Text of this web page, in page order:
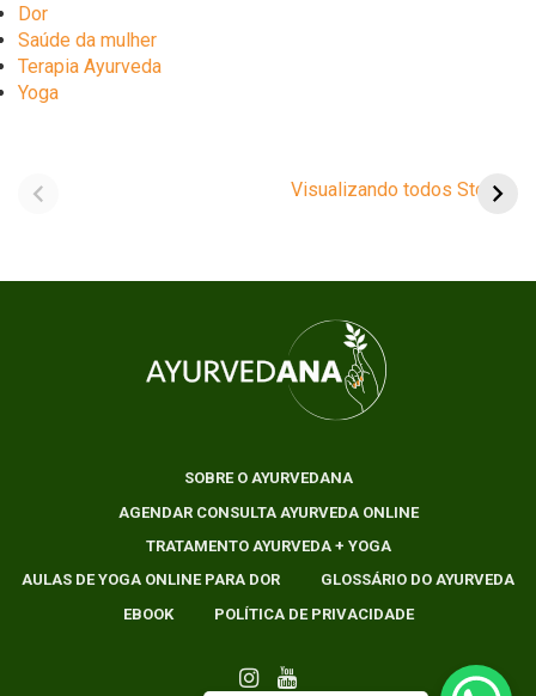
Dor
Saúde da mulher
Terapia Ayurveda
Yoga
Visualizando todos Stories
imunidade na visão
Feminina: Entenda a
SOBRE O AYURVEDANA
AGENDAR CONSULTA AYURVEDA ONLINE
TRATAMENTO AYURVEDA + YOGA
AULAS DE YOGA ONLINE PARA DOR
GLOSSÁRIO DO AYURVEDA
EBOOK
POLÍTICA DE PRIVACIDADE